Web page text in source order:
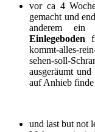
vor ca 4
gemacht und
anderem ein
Einlegeboden
kommt-alles-
sehen-soll-
ausgeräumt
auf Anhieb
und last but not